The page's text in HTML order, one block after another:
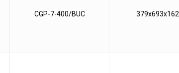
CGP-7-400/BUC 379x693x162